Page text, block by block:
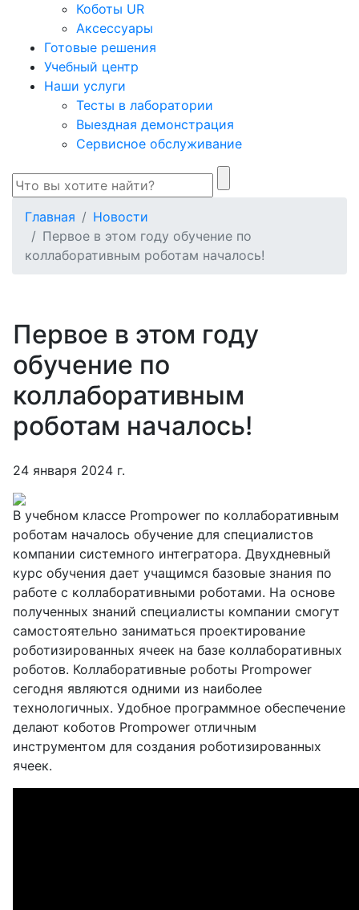
Коботы UR
Аксессуары
Готовые решения
Учебный центр
Наши услуги
Тесты в лаборатории
Выездная демонстрация
Сервисное обслуживание
Главная
Новости
Первое в этом году обучение по
коллаборативным роботам началось!
Первое в этом году
обучение по
коллаборативным
роботам началось!
24 января 2024 г.
В учебном классе Prompower по коллаборативным
роботам началось обучение для специалистов
компании системного интегратора. Двухдневный
курс обучения дает учащимся базовые знания по
работе с коллаборативными роботами. На основе
полученных знаний специалисты компании смогут
самостоятельно заниматься проектирование
роботизированных ячеек на базе коллаборативных
роботов. Коллаборативные роботы Prompower
сегодня являются одними из наиболее
технологичных. Удобное программное обеспечение
делают коботов Prompower отличным
инструментом для создания роботизированных
ячеек.